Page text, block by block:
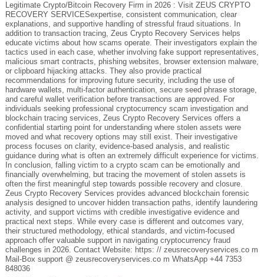
Legitimate Crypto/Bitcoin Recovery Firm in 2026 : Visit ZEUS CRYPTO
RECOVERY SERVICESexpertise, consistent communication, clear
explanations, and supportive handling of stressful fraud situations. In
addition to transaction tracing, Zeus Crypto Recovery Services helps
educate victims about how scams operate. Their investigators explain the
tactics used in each case, whether involving fake support representatives,
malicious smart contracts, phishing websites, browser extension malware,
or clipboard hijacking attacks. They also provide practical
recommendations for improving future security, including the use of
hardware wallets, multi-factor authentication, secure seed phrase storage,
and careful wallet verification before transactions are approved. For
individuals seeking professional cryptocurrency scam investigation and
blockchain tracing services, Zeus Crypto Recovery Services offers a
confidential starting point for understanding where stolen assets were
moved and what recovery options may still exist. Their investigative
process focuses on clarity, evidence-based analysis, and realistic
guidance during what is often an extremely difficult experience for victims.
In conclusion, falling victim to a crypto scam can be emotionally and
financially overwhelming, but tracing the movement of stolen assets is
often the first meaningful step towards possible recovery and closure.
Zeus Crypto Recovery Services provides advanced blockchain forensic
analysis designed to uncover hidden transaction paths, identify laundering
activity, and support victims with credible investigative evidence and
practical next steps. While every case is different and outcomes vary,
their structured methodology, ethical standards, and victim-focused
approach offer valuable support in navigating cryptocurrency fraud
challenges in 2026. Contact Website: https: // zeusrecoveryservices.co m
Mail-Box support @ zeusrecoveryservices.co m WhatsApp +44 7353
848036